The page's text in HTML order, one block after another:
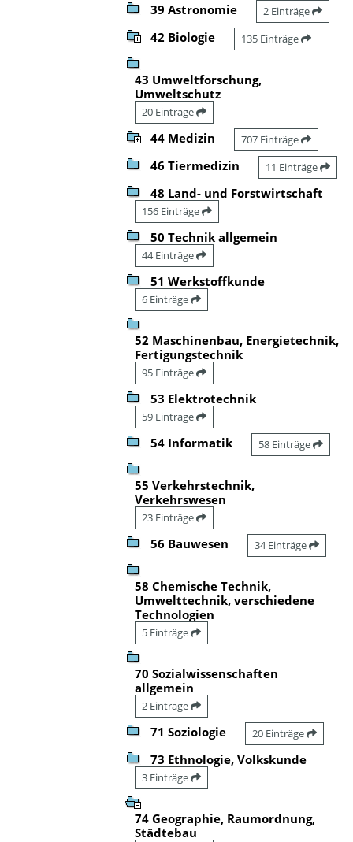
39 Astronomie 2 Einträge
42 Biologie 135 Einträge
43 Umweltforschung,
Umweltschutz
20 Einträge
44 Medizin 707 Einträge
46 Tiermedizin 11 Einträge
48 Land- und Forstwirtschaft
156 Einträge
50 Technik allgemein
44 Einträge
51 Werkstoffkunde
6 Einträge
52 Maschinenbau, Energietechnik,
Fertigungstechnik
95 Einträge
53 Elektrotechnik
59 Einträge
54 Informatik 58 Einträge
55 Verkehrstechnik,
Verkehrswesen
23 Einträge
56 Bauwesen 34 Einträge
58 Chemische Technik,
Umwelttechnik, verschiedene
Technologien
5 Einträge
70 Sozialwissenschaften
allgemein
2 Einträge
71 Soziologie 20 Einträge
73 Ethnologie, Volkskunde
3 Einträge
74 Geographie, Raumordnung,
Städtebau